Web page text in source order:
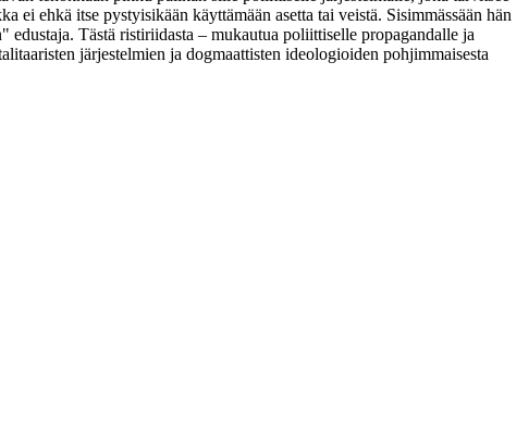
ehkä itse pystyisikään käyttämään asetta tai veistä. Sisimmässään hän
Tästä ristiriidasta – mukautua poliittiselle propagandalle ja
järjestelmien ja dogmaattisten ideologioiden pohjimmaisesta